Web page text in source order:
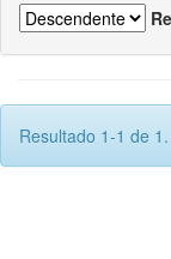
Resultado 1-1 de 1.